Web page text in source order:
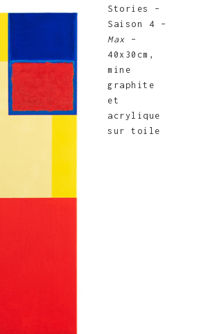
Stories –
Saison 4 –
Max –
40x30cm,
mine
graphite
et
acrylique
sur toile